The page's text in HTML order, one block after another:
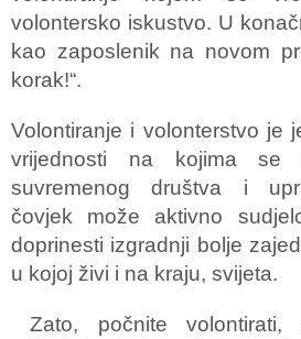
volontersko iskustvo. U
kao zaposlenik na novom
korak!“.
Volontiranje i volonterstvo je
vrijednosti na kojima se
suvremenog društva i
čovjek može aktivno
doprinesti izgradnji bolje
u kojoj živi i na kraju, svijeta.
Zato, počnite volontirati,